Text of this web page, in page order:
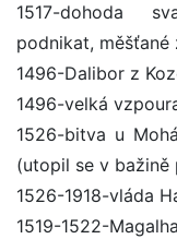
1517-dohoda
podnikat, měšťané
1496-Dalibor z
1496-velká
1526-bitva u
(utopil se v bažině
1526-1918-vláda
1519-1522-